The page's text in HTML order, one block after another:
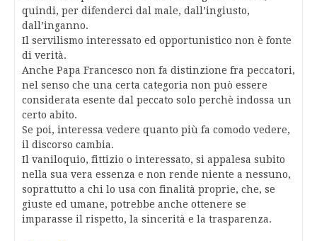
quindi, per difenderci dal male, dall’ingiusto,
dall’inganno.
Il servilismo interessato ed opportunistico non è fonte
di verità.
Anche Papa Francesco non fa distinzione fra peccatori,
nel senso che una certa categoria non può essere
considerata esente dal peccato solo perchè indossa un
certo abito.
Se poi, interessa vedere quanto più fa comodo vedere,
il discorso cambia.
Il vaniloquio, fittizio o interessato, si appalesa subito
nella sua vera essenza e non rende niente a nessuno,
soprattutto a chi lo usa con finalità proprie, che, se
giuste ed umane, potrebbe anche ottenere se
imparasse il rispetto, la sincerità e la trasparenza.